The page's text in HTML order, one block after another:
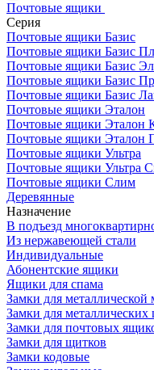
Почтовые ящики
Серия
Почтовые ящики Базис
Почтовые ящики Базис
Почтовые ящики Базис
Почтовые ящики Базис
Почтовые ящики Базис
Почтовые ящики Эталон
Почтовые ящики Эталон
Почтовые ящики Эталон
Почтовые ящики Ультра
Почтовые ящики Ультра
Почтовые ящики Слим
Деревянные
Назначение
В подъезд
Из нержавеющей стали
Индивидуальные
Абонентские ящики
Ящики для спама
Замки для металлической
Замки для металлических
Замки для почтовых
Замки для щитков
Замки кодовые